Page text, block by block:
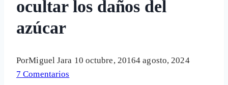
ocultar los daños del
azúcar
PorMiguel Jara 10 octubre, 20164 agosto, 2024
7 Comentarios